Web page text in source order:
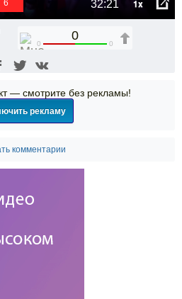
32:21 1x
6
0
0 0
— смотрите без рекламы!
рекламу
комментарии